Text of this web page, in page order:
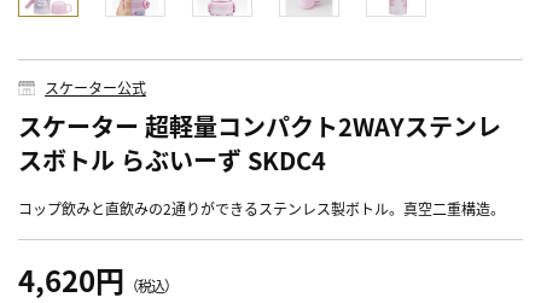
スケーター公式
スケーター 超軽量コンパクト2WAYステンレ
スボトル らぶいーず SKDC4
コップ飲みと直飲みの2通りができるステンレス製ボトル。真空二重構造。
4,620円 （税込）